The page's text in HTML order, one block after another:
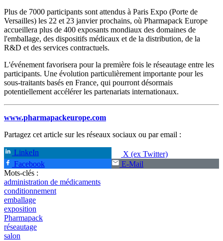
Plus de 7000 participants sont attendus à Paris Expo (Porte de
Versailles) les 22 et 23 janvier prochains, où Pharmapack Europe
accueillera plus de 400 exposants mondiaux des domaines de
l'emballage, des dispositifs médicaux et de la distribution, de la
R&D et des services contractuels.
L'événement favorisera pour la première fois le réseautage entre les
participants. Une évolution particulièrement importante pour les
sous-traitants basés en France, qui pourront désormais
potentiellement accélérer les partenariats internationaux.
www.pharmapackeurope.com
Partagez cet article sur les réseaux sociaux ou par email :
LinkeIn
X (ex Twitter)
Facebook
E-Mail
Mots-clés :
administration de médicaments
conditionnement
emballage
exposition
Pharmapack
réseautage
salon